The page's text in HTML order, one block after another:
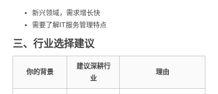
新兴领域，需求增长快
需要了解IT服务管理特点
三、行业选择建议
你的背景
建议深耕行
业
理由